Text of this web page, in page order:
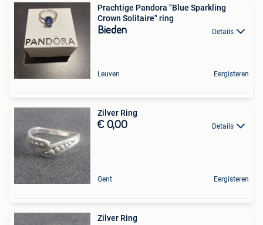
Prachtige Pandora "Blue Sparkling
Crown Solitaire" ring
Bieden Details
Leuven Eergisteren
Zilver Ring
€ 0,00 Details
Gent Eergisteren
Zilver Ring